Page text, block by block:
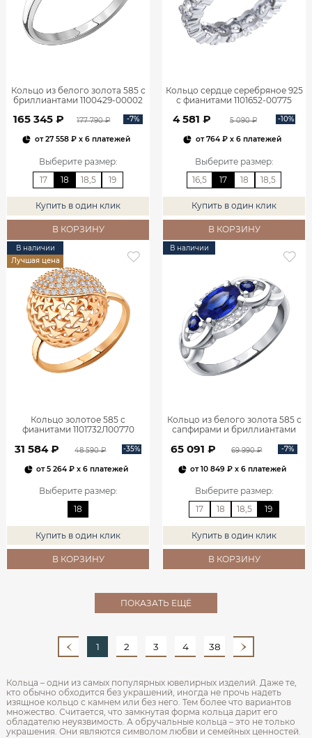
Кольцо из белого золота 585 с
бриллиантами 1100429-00002
165 345 ₽ 177 790 ₽ -7%
от27 558 ₽x 6 платежей
Выберите размер:
17
18 18,5 19
Купить в один клик
В КОРЗИНУ
Кольцо сердце серебряное 925
с фианитами 1101652-00775
4 581 ₽ 5 090 ₽ -10%
от764 ₽x 6 платежей
Выберите размер:
16,5
17 18 18,5
Купить в один клик
В КОРЗИНУ
В наличии
Лучшая цена
Кольцо золотое 585 с
фианитами 1101732Л00770
31 584 ₽ 48 590 ₽ -35%
от5 264 ₽ x 6 платежей
Выберите размер:
18
Купить в один клик
В КОРЗИНУ
В наличии
Кольцо из белого золота 585 с
сапфирами и бриллиантами
65 091 ₽ 69 990 ₽ -7%
от10 849 ₽ x 6 платежей
Выберите размер:
17
18 18,5 19
Купить в один клик
В КОРЗИНУ
ПОКАЗАТЬ ЕЩЁ
1 2 3 4 38
Кольца – одни из самых популярных ювелирных изделий. Даже те,
кто обычно обходится без украшений, иногда не прочь надеть
изящное кольцо с камнем или без него. Тем более что вариантов
множество. Считается, что замкнутая форма кольца дарит его
обладателю неуязвимость. А обручальные кольца – это не только
украшения. Они являются символом любви и семейных ценностей.